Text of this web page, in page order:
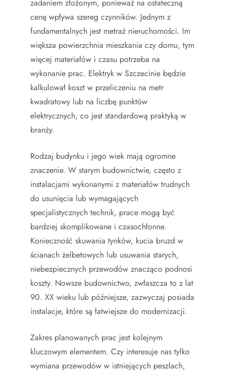
zadaniem złożonym, ponieważ na ostateczną
cenę wpływa szereg czynników. Jednym z
fundamentalnych jest metraż nieruchomości. Im
większa powierzchnia mieszkania czy domu, tym
więcej materiałów i czasu potrzeba na
wykonanie prac. Elektryk w Szczecinie będzie
kalkulował koszt w przeliczeniu na metr
kwadratowy lub na liczbę punktów
elektrycznych, co jest standardową praktyką w
branży.
Rodzaj budynku i jego wiek mają ogromne
znaczenie. W starym budownictwie, często z
instalacjami wykonanymi z materiałów trudnych
do usunięcia lub wymagających
specjalistycznych technik, prace mogą być
bardziej skomplikowane i czasochłonne.
Konieczność skuwania tynków, kucia bruzd w
ścianach żelbetowych lub usuwania starych,
niebezpiecznych przewodów znacząco podnosi
koszty. Nowsze budownictwo, zwłaszcza to z lat
90. XX wieku lub późniejsze, zazwyczaj posiada
instalacje, które są łatwiejsze do modernizacji.
Zakres planowanych prac jest kolejnym
kluczowym elementem. Czy interesuje nas tylko
wymiana przewodów w istniejących peszlach,